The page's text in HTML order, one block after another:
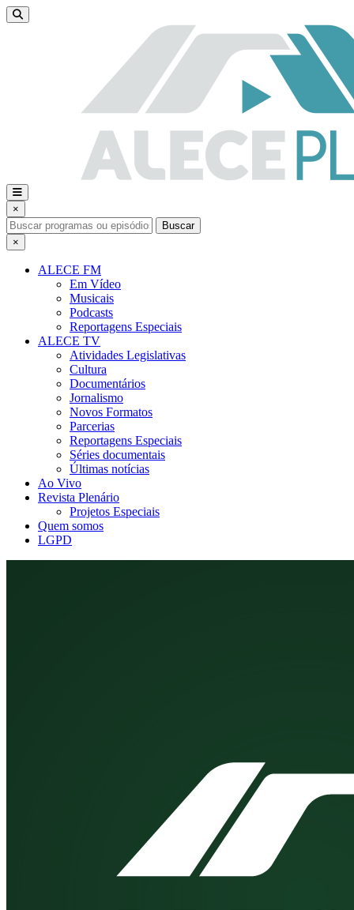
×
Buscar
×
ALECE FM
Em Vídeo
Musicais
Podcasts
Reportagens Especiais
ALECE TV
Atividades Legislativas
Cultura
Documentários
Jornalismo
Novos Formatos
Parcerias
Reportagens Especiais
Séries documentais
Últimas notícias
Ao Vivo
Revista Plenário
Projetos Especiais
Quem somos
LGPD